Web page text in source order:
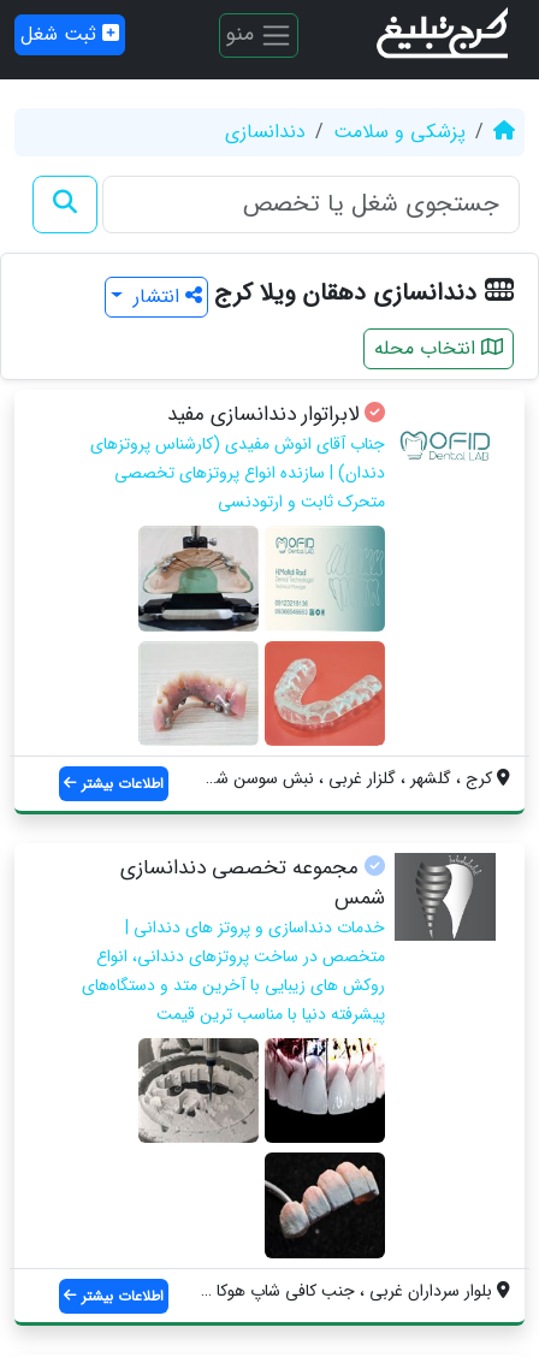
منو ثبت شغل
پزشکی و سلامت دندانسازی
دندانسازی دهقان ویلا کرج
انتشار
انتخاب محله
لابراتوار دندانسازی مفید
جناب آقای انوش مفیدی (کارشناس پروتزهای
دندان) | سازنده انواع پروتزهای تخصصی
متحرک ثابت و ارتودنسی
کرج ، گلشهر ، گلزار غربی ، نبش سوسن شمال... اطلاعات بیشتر
مجموعه تخصصی دندانسازی
شمس
خدمات دنداسازی و پروتز های دندانی |
متخصص در ساخت پروتزهای دندانی، انواع
روکش های زیبایی با آخرین متد و دستگاه‌های
پیشرفته دنیا با مناسب ترین قیمت
بلوار سرداران غربی ، جنب کافی شاپ هوکا ،... اطلاعات بیشتر